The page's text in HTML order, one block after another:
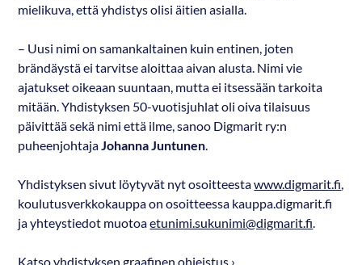
mielikuva, että yhdistys olisi äitien asialla.
– Uusi nimi on samankaltainen kuin entinen, joten
brändäystä ei tarvitse aloittaa aivan alusta. Nimi vie
ajatukset oikeaan suuntaan, mutta ei itsessään tarkoita
mitään. Yhdistyksen 50-vuotisjuhlat oli oiva tilaisuus
päivittää sekä nimi että ilme, sanoo Digmarit ry:n
puheenjohtajaJohanna Juntunen.
Yhdistyksen sivut löytyvät nyt osoitteestawww.digmarit.fi,
koulutusverkkokauppa on osoitteessa kauppa.digmarit.fi
ja yhteystiedot muotoaetunimi.sukunimi@digmarit.fi.